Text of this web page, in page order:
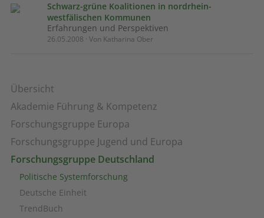
Übersicht
Akademie Führung & Kompetenz
Forschungsgruppe Europa
Forschungsgruppe Jugend und Europa
Forschungsgruppe Deutschland
Politische Systemforschung
Deutsche Einheit
TrendBuch
Schwarz-grüne Koalitionen in nordrhein-
westfälischen Kommunen
Erfahrungen und Perspektiven
26.05.2008 · Von Katharina Ober